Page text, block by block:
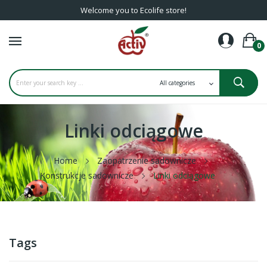
Welcome you to Ecolife store!
0
Linki odciągowe
Home
Zaopatrzenie sadownicze
Konstrukcje sadownicze
Linki odciągowe
Tags